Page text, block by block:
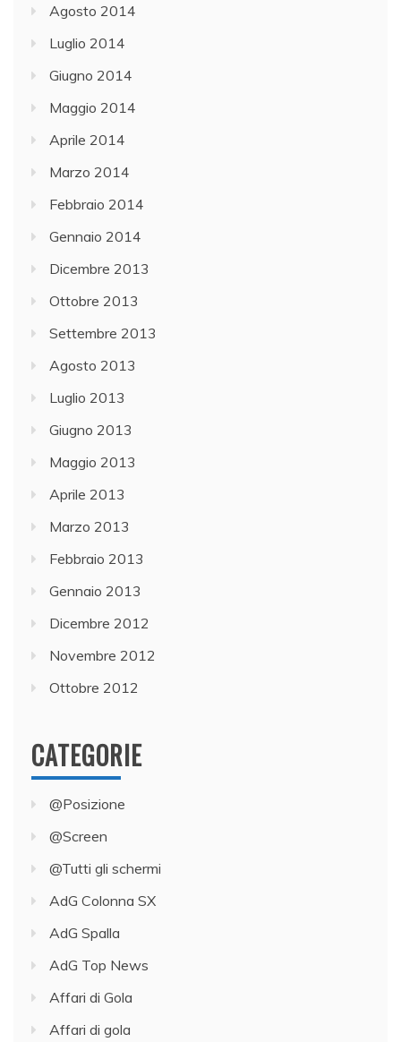
Agosto 2014
Luglio 2014
Giugno 2014
Maggio 2014
Aprile 2014
Marzo 2014
Febbraio 2014
Gennaio 2014
Dicembre 2013
Ottobre 2013
Settembre 2013
Agosto 2013
Luglio 2013
Giugno 2013
Maggio 2013
Aprile 2013
Marzo 2013
Febbraio 2013
Gennaio 2013
Dicembre 2012
Novembre 2012
Ottobre 2012
CATEGORIE
@Posizione
@Screen
@Tutti gli schermi
AdG Colonna SX
AdG Spalla
AdG Top News
Affari di Gola
Affari di gola